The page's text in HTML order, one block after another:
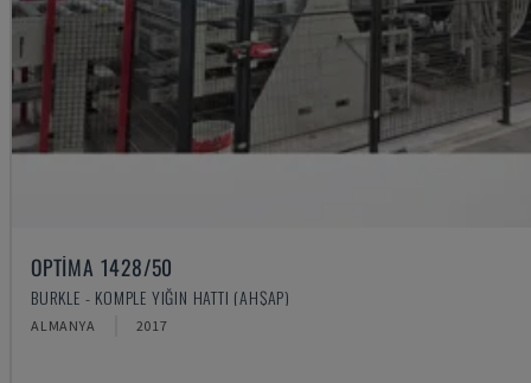
OPTIMA 1428/50
BURKLE - KOMPLE YIĞIN HATTI (AHŞAP)
ALMANYA 2017